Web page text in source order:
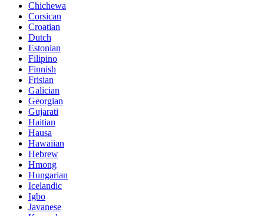
Chichewa
Corsican
Croatian
Dutch
Estonian
Filipino
Finnish
Frisian
Galician
Georgian
Gujarati
Haitian
Hausa
Hawaiian
Hebrew
Hmong
Hungarian
Icelandic
Igbo
Javanese